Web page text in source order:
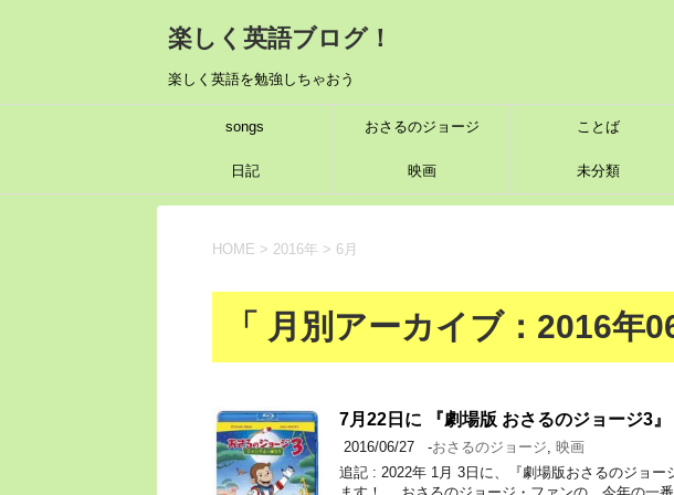
楽しく英語ブログ！
楽しく英語を勉強しちゃおう
songs おさるのジョージ ことば
日記 映画 未分類
HOME > 2016年 > 6月
「 月別アーカイブ：2016年
7月22日に 『劇場版 おさるのジョージ3』
2016/06/27 -おさるのジョージ, 映画
追記 : 2022年 1月 3日に、『劇場版おさるのジョ